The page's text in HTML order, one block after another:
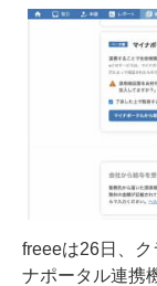
freeeは26日、
ナポータル連携